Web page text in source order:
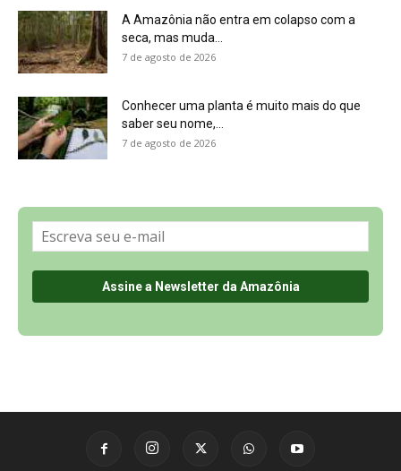
Política de Privacidade, LGPD e RGPD
Últimas Notícias
🌎 Español
©